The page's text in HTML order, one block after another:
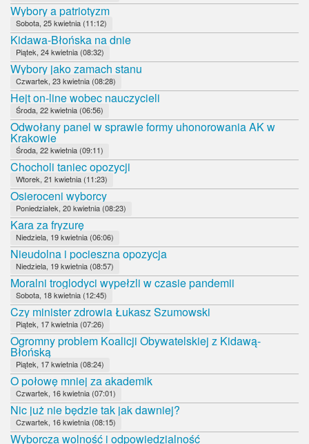
Wybory a patriotyzm
Sobota, 25 kwietnia (11:12)
Kidawa-Błońska na dnie
Piątek, 24 kwietnia (08:32)
Wybory jako zamach stanu
Czwartek, 23 kwietnia (08:28)
Hejt on-line wobec nauczycieli
Środa, 22 kwietnia (06:56)
Odwołany panel w sprawie formy uhonorowania AK w
Krakowie
Środa, 22 kwietnia (09:11)
Chocholi taniec opozycji
Wtorek, 21 kwietnia (11:23)
Osieroceni wyborcy
Poniedziałek, 20 kwietnia (08:23)
Kara za fryzurę
Niedziela, 19 kwietnia (06:06)
Nieudolna i pocieszna opozycja
Niedziela, 19 kwietnia (08:57)
Moralni troglodyci wypełzli w czasie pandemii
Sobota, 18 kwietnia (12:45)
Czy minister zdrowia Łukasz Szumowski
Piątek, 17 kwietnia (07:26)
Ogromny problem Koalicji Obywatelskiej z Kidawą-
Błońską
Piątek, 17 kwietnia (08:24)
O połowę mniej za akademik
Czwartek, 16 kwietnia (07:01)
Nic już nie będzie tak jak dawniej?
Czwartek, 16 kwietnia (08:15)
Wyborcza wolność i odpowiedzialność